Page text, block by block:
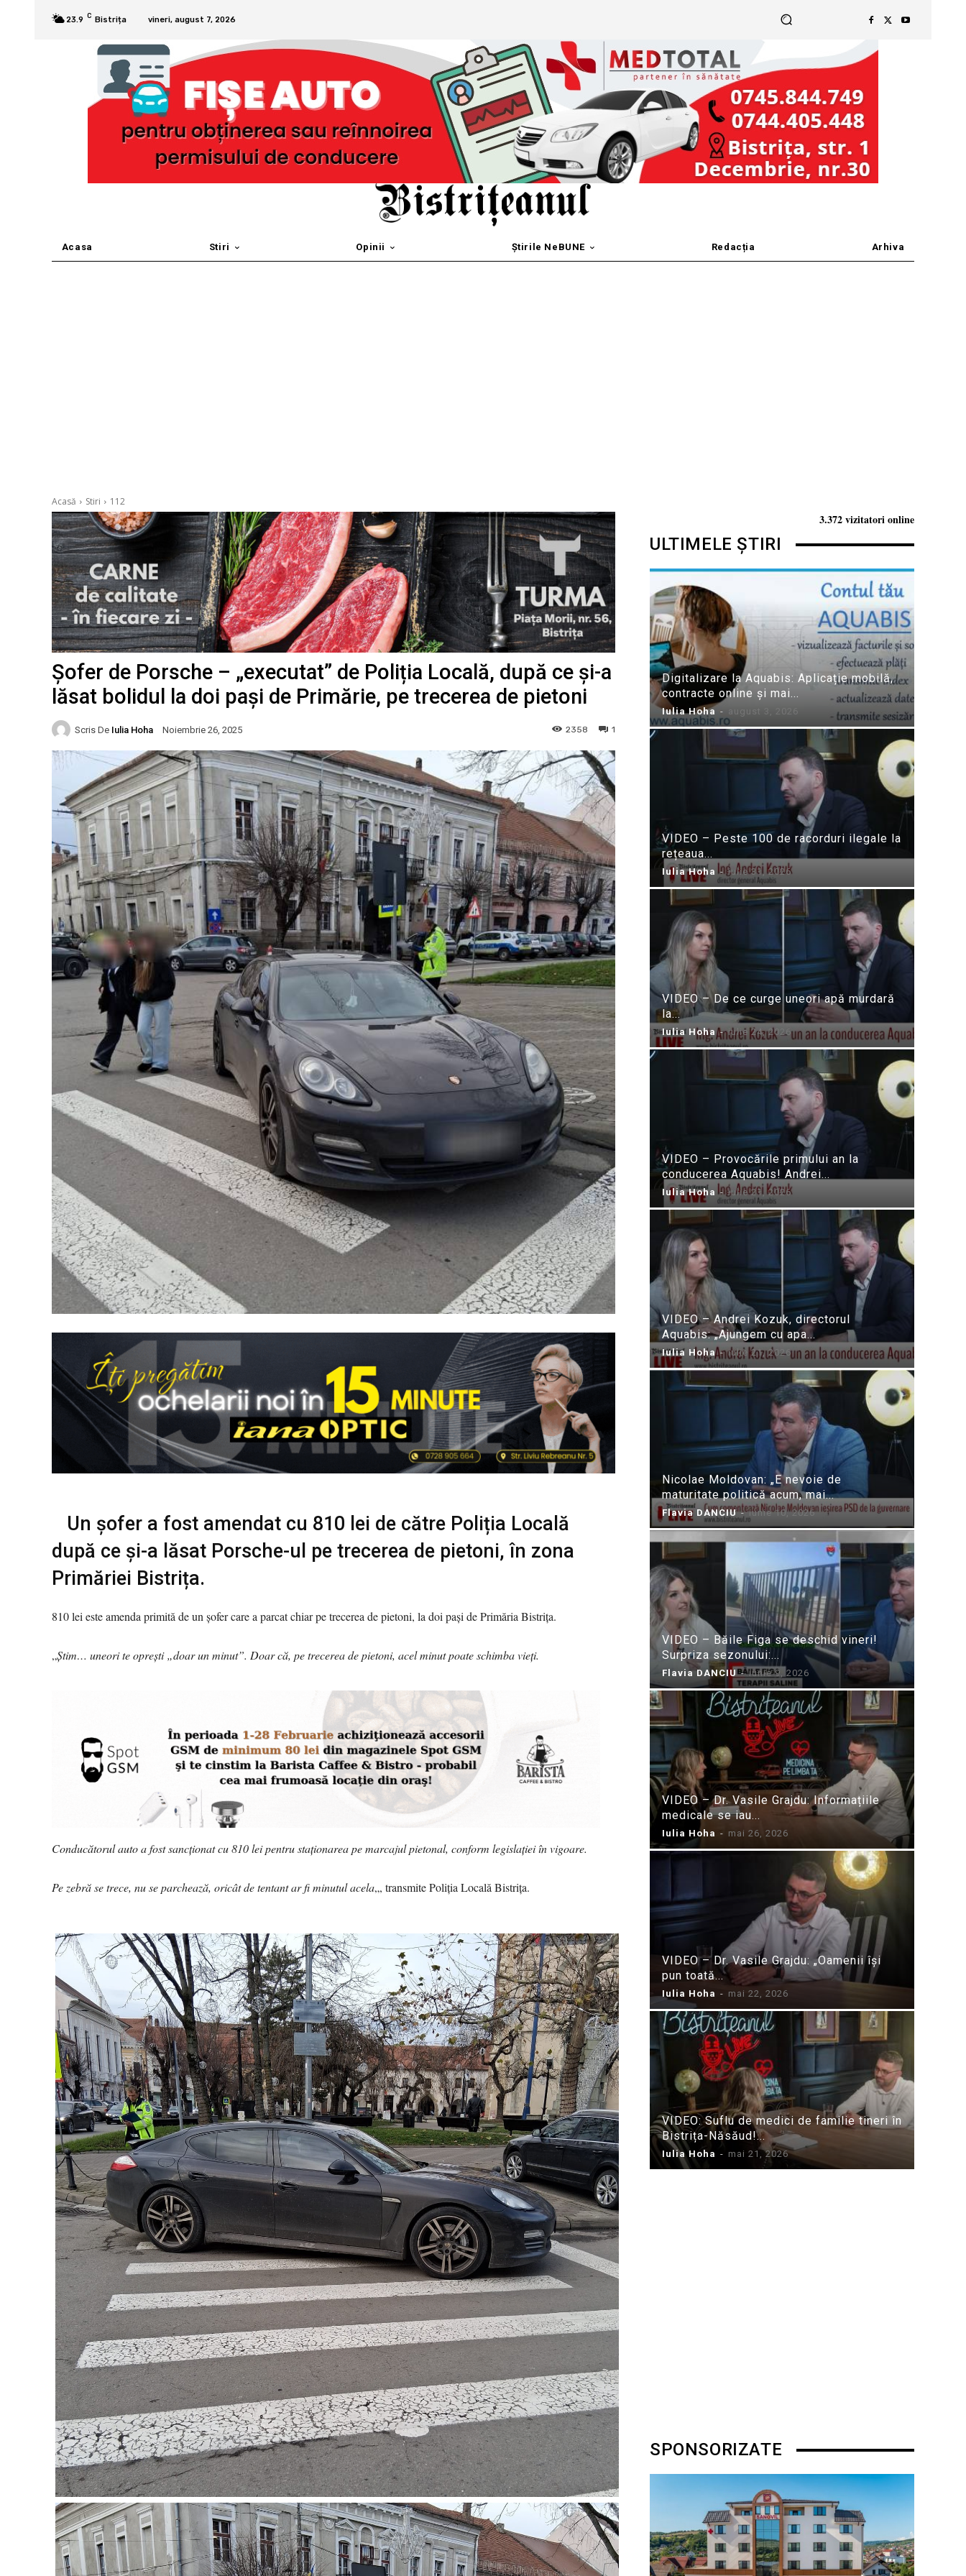
23.9 C Bistrița vineri, august 7, 2026
Acasa Stiri Opinii Știrile NeBUNE Redacția Arhiva
Acasă Stiri 112
Șofer de Porsche – „executat” de Poliția Locală, după ce și-a
lăsat bolidul la doi pași de Primărie, pe trecerea de pietoni
Scris De Iulia Hoha Noiembrie 26, 2025 1
2358
Un șofer a fost amendat cu 810 lei de către Poliția Locală
după ce și-a lăsat Porsche-ul pe trecerea de pietoni, în zona
Primăriei Bistrița.
810 lei este amenda primită de un șofer care a parcat chiar pe trecerea de pietoni, la doi pași de Primăria Bistrița.
„Știm… uneori te oprești „doar un minut”. Doar că, pe trecerea de pietoni, acel minut poate schimba vieți.
Conducătorul auto a fost sancționat cu 810 lei pentru staționarea pe marcajul pietonal, conform legislației în vigoare.
Pe zebră se trece, nu se parchează, oricât de tentant ar fi minutul acela„, transmite Poliția Locală Bistrița.
3.372 vizitatori online
ULTIMELE ȘTIRI
Digitalizare la Aquabis: Aplicație mobilă,
contracte online și mai...
Iulia Hoha - august 3, 2026
VIDEO – Peste 100 de racorduri ilegale la
rețeaua...
Iulia Hoha - iulie 31, 2026
VIDEO – De ce curge uneori apă murdară
la...
Iulia Hoha - iulie 24, 2026
VIDEO – Provocările primului an la
conducerea Aquabis! Andrei...
Iulia Hoha - iulie 21, 2026
VIDEO – Andrei Kozuk, directorul
Aquabis: „Ajungem cu apa...
Iulia Hoha - iulie 21, 2026
Nicolae Moldovan: „E nevoie de
maturitate politică acum, mai...
Flavia DANCIU - iunie 10, 2026
VIDEO – Băile Figa se deschid vineri!
Surpriza sezonului:...
Flavia DANCIU - iunie 9, 2026
VIDEO – Dr. Vasile Grajdu: Informațiile
medicale se iau...
Iulia Hoha - mai 26, 2026
VIDEO – Dr. Vasile Grajdu: „Oamenii își
pun toată...
Iulia Hoha - mai 22, 2026
VIDEO: Suflu de medici de familie tineri în
Bistrița-Năsăud!...
Iulia Hoha - mai 21, 2026
SPONSORIZATE